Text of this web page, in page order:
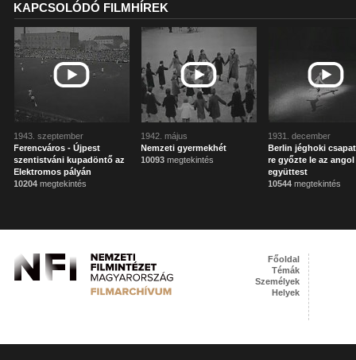
KAPCSOLÓDÓ FILMHÍREK
1943. szeptember
Ferencváros - Újpest
szentistváni kupadöntő az
Elektromos pályán
10204 megtekintés
1942. május
Nemzeti gyermekhét
10093 megtekintés
1931. december
Berlin jéghoki
re győzte le az angol
együttest
10544 megtekintés
Főoldal
Témák
Személyek
Helyek